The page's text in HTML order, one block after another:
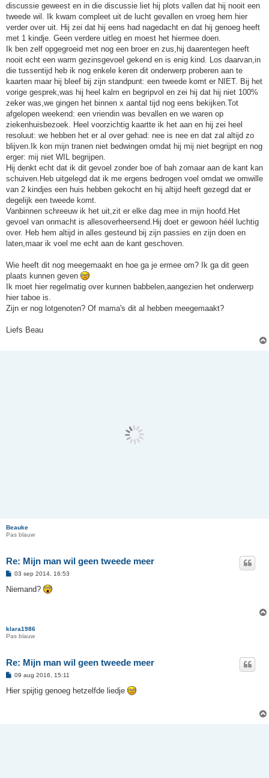
discussie geweest en in die discussie liet hij plots vallen dat hij nooit een
tweede wil. Ik kwam compleet uit de lucht gevallen en vroeg hem hier
verder over uit. Hij zei dat hij eens had nagedacht en dat hij genoeg heeft
met 1 kindje. Geen verdere uitleg en moest het hiermee doen.
Ik ben zelf opgegroeid met nog een broer en zus,hij daarentegen heeft
nooit echt een warm gezinsgevoel gekend en is enig kind. Los daarvan,in
die tussentijd heb ik nog enkele keren dit onderwerp proberen aan te
kaarten maar hij bleef bij zijn standpunt: een tweede komt er NIET. Bij het
vorige gesprek,was hij heel kalm en begripvol en zei hij dat hij niet 100%
zeker was,we gingen het binnen x aantal tijd nog eens bekijken.Tot
afgelopen weekend: een vriendin was bevallen en we waren op
ziekenhuisbezoek. Heel voorzichtig kaartte ik het aan en hij zei heel
resoluut: we hebben het er al over gehad: nee is nee en dat zal altijd zo
blijven.Ik kon mijn tranen niet bedwingen omdat hij mij niet begrijpt en nog
erger: mij niet WIL begrijpen.
Hij denkt echt dat ik dit gevoel zonder boe of bah zomaar aan de kant kan
schuiven.Heb uitgelegd dat ik me ergens bedrogen voel omdat we omwille
van 2 kindjes een huis hebben gekocht en hij altijd heeft gezegd dat er
degelijk een tweede komt.
Vanbinnen schreeuw ik het uit,zit er elke dag mee in mijn hoofd.Het
gevoel van onmacht is allesoverheersend.Hij doet er gewoon héél luchtig
over. Heb hem altijd in alles gesteund bij zijn passies en zijn doen en
laten,maar ik voel me echt aan de kant geschoven.
Wie heeft dit nog meegemaakt en hoe ga je ermee om? Ik ga dit geen
plaats kunnen geven
Ik moet hier regelmatig over kunnen babbelen,aangezien het onderwerp
hier taboe is.
Zijn er nog lotgenoten? Of mama's dit al hebben meegemaakt?
Liefs Beau
Beauke
Pas blauw
Re: Mijn man wil geen tweede meer
B
r
03 sep 2014, 16:53
Niemand?
klara1986
Pas blauw
Re: Mijn man wil geen tweede meer
B
r
09 aug 2016, 15:11
Hier spijtig genoeg hetzelfde liedje